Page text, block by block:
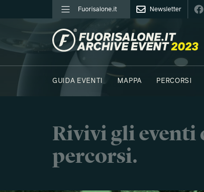
Fuorisalone.it Newsletter
FUORISALONE.IT
GUIDA EVENTI
MAPPA PERCORSI
Rivivi gli eventi
percorsi.